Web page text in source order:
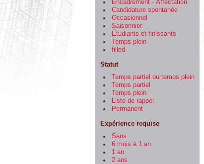
Encadrement - Affectation
Candidature spontanée
Occasionnel
Saisonnier
Étudiants et finissants
Temps plein
filled
Statut
Temps partiel ou temps plein
Temps partiel
Temps plein
Liste de rappel
Permanent
Expérience requise
Sans
6 mois à 1 an
1 an
2 ans